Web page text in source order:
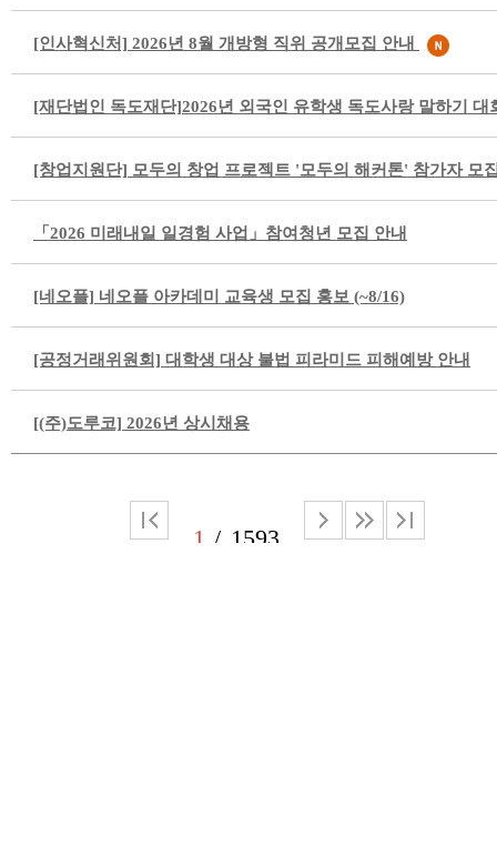
[인사혁신처] 2026년 8월 개방형 직위 공개모집 안내
[재단법인 독도재단]2026년 외국인 유학생 독도사랑 말하기
[창업지원단] 모두의 창업 프로젝트 '모두의 해커톤' 참가자 모
「2026 미래내일 일경험 사업」참여청년 모집 안내
[네오플] 네오플 아카데미 교육생 모집 홍보 (~8/16)
[공정거래위원회] 대학생 대상 불법 피라미드 피해예방 안내
[(주)도루코] 2026년 상시채용
1 1593